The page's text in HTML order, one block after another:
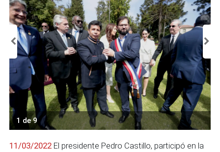
1 de 9
11/03/2022 El presidente Pedro Castillo, participó en la